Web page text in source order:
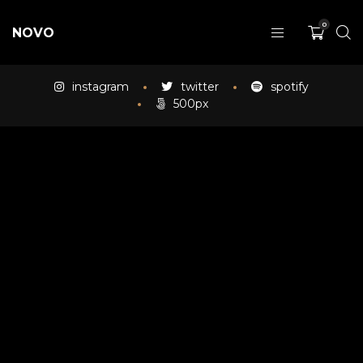
NOVO
0
instagram twitter
spotify
500px